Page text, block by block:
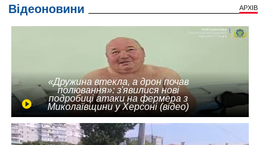
Відеоновини АРХІВ
«Дружина втекла, а дрон почав
полювання»: з'явилися нові
подробиці атаки на фермера з
Миколаївщини у Херсоні (відео)